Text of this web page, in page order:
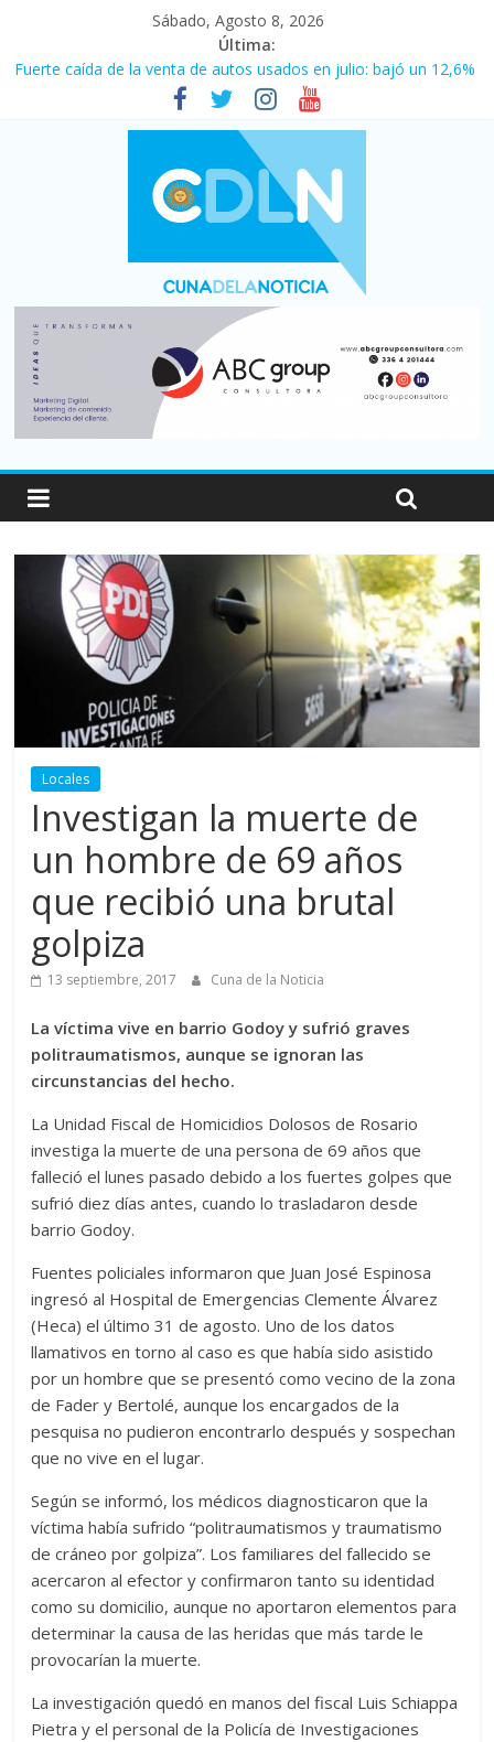
Sábado, Agosto 8, 2026
Última:
Fuerte caída de la venta de autos usados en julio: bajó un 12,6%
Central venció 1 a 0 al River de Coudet en el Monumental
La morosidad alcanzó su nivel más alto en dos décadas y ya
afecta a 400 mil deudores en Santa Fe
Desde que asumió Milei cerraron 41.000 kioscos: el sector
denuncia crisis como en 2001
Vacaciones de invierno con más movimiento y consumo
turístico: 4,6 millones de personas viajaron por el país, un 5,9%
Locales
Investigan la muerte de
un hombre de 69 años
que recibió una brutal
golpiza
13 septiembre, 2017 Cuna de la Noticia
La víctima vive en barrio Godoy y sufrió graves
politraumatismos, aunque se ignoran las
circunstancias del hecho.
La Unidad Fiscal de Homicidios Dolosos de Rosario
investiga la muerte de una persona de 69 años que
falleció el lunes pasado debido a los fuertes golpes que
sufrió diez días antes, cuando lo trasladaron desde
barrio Godoy.
Fuentes policiales informaron que Juan José Espinosa
ingresó al Hospital de Emergencias Clemente Álvarez
(Heca) el último 31 de agosto. Uno de los datos
llamativos en torno al caso es que había sido asistido
por un hombre que se presentó como vecino de la zona
de Fader y Bertolé, aunque los encargados de la
pesquisa no pudieron encontrarlo después y sospechan
que no vive en el lugar.
Según se informó, los médicos diagnosticaron que la
víctima había sufrido “politraumatismos y traumatismo
de cráneo por golpiza”. Los familiares del fallecido se
acercaron al efector y confirmaron tanto su identidad
como su domicilio, aunque no aportaron elementos para
determinar la causa de las heridas que más tarde le
provocarían la muerte.
La investigación quedó en manos del fiscal Luis Schiappa
Pietra y el personal de la Policía de Investigaciones